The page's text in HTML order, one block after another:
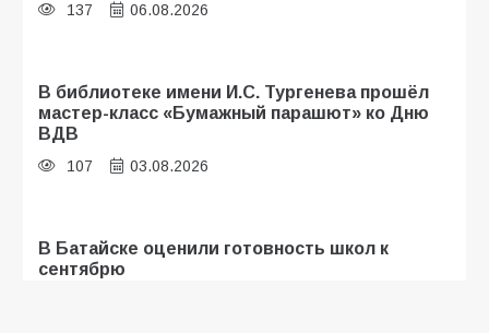
137 06.08.2026
В библиотеке имени И.С. Тургенева прошёл
мастер-класс «Бумажный парашют» ко Дню
ВДВ
107 03.08.2026
В Батайске оценили готовность школ к
сентябрю